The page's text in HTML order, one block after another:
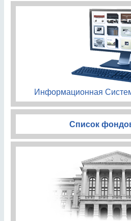
Информационная
Список